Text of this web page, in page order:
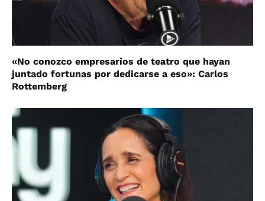
«No conozco empresarios de teatro que hayan
juntado fortunas por dedicarse a eso»: Carlos
Rottemberg